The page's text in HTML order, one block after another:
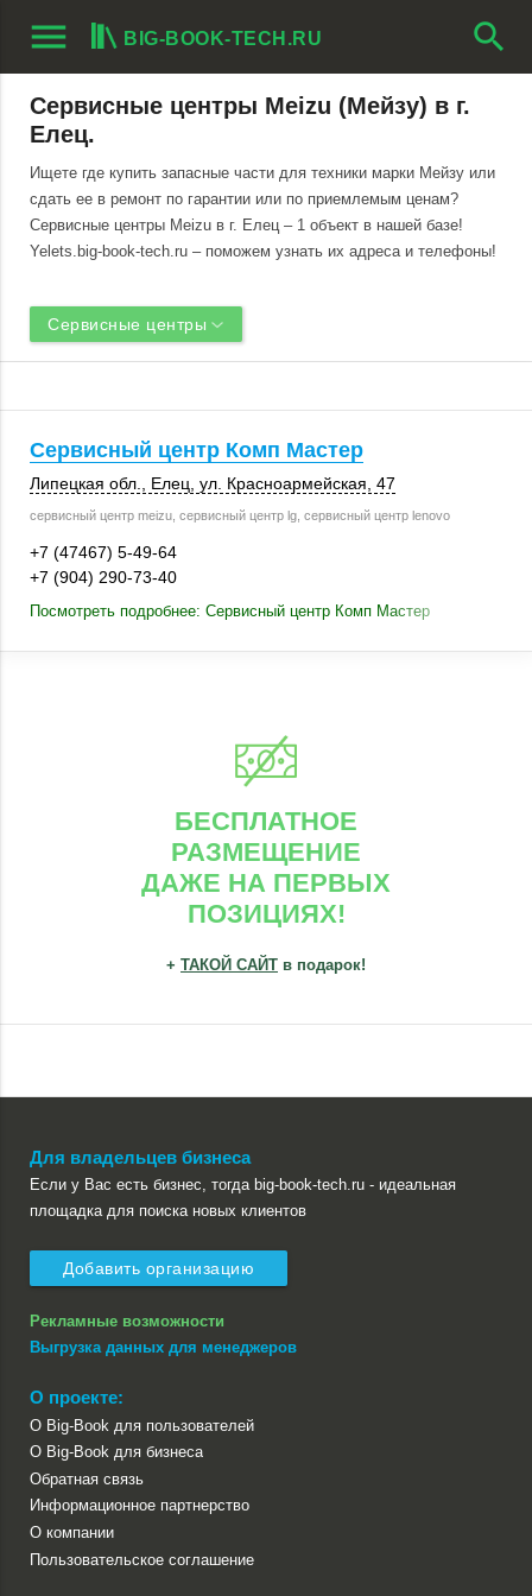
menu BIG-BOOK-TECH.RU search
Сервисные центры Meizu (Мейзу) в г.
Елец.
Ищете где купить запасные части для техники марки Мейзу или
сдать ее в ремонт по гарантии или по приемлемым ценам?
Сервисные центры Meizu в г. Елец – 1 объект в нашей базе!
Yelets.big-book-tech.ru – поможем узнать их адреса и телефоны!
Сервисные центры
Сервисный центр Комп Мастер
Липецкая обл. Елец , ул. Красноармейская, 47
сервисный центр meizu, сервисный центр lg, сервисный центр lenovo
+7 (47467) 5-49-64
+7 (904) 290-73-40
Посмотреть подробнее: Сервисный центр Комп Мастер
БЕСПЛАТНОЕ
РАЗМЕЩЕНИЕ
ДАЖЕ НА ПЕРВЫХ
ПОЗИЦИЯХ!
+ ТАКОЙ САЙТ в подарок!
Для владельцев бизнеса
Если у Вас есть бизнес, тогда big-book-tech.ru - идеальная
площадка для поиска новых клиентов
Добавить организацию
Рекламные возможности
Выгрузка данных для менеджеров
О проекте:
О Big-Book для пользователей
О Big-Book для бизнеса
Обратная связь
Информационное партнерство
О компании
Пользовательское соглашение